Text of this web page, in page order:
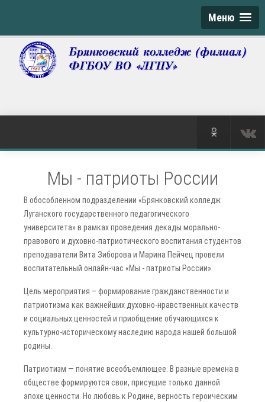
Меню
Мы - патриоты России
В обособленном подразделении «Брянковский колледж
Луганского государственного педагогического
университета» в рамках проведения декады морально-
правового и духовно-патриотического воспитания студентов
преподаватели Вита Зиборова и Марина Пейчец провели
воспитательный онлайн-час «Мы - патриоты России».
Цель мероприятия – формирование гражданственности и
патриотизма как важнейших духовно-нравственных качеств
и социальных ценностей и приобщение обучающихся к
культурно-историческому наследию народа нашей большой
родины.
Патриотизм — понятие всеобъемлющее. В разные времена в
обществе формируются свои, присущие только данной
эпохе ценности. Но любовь к Родине, верность героическим